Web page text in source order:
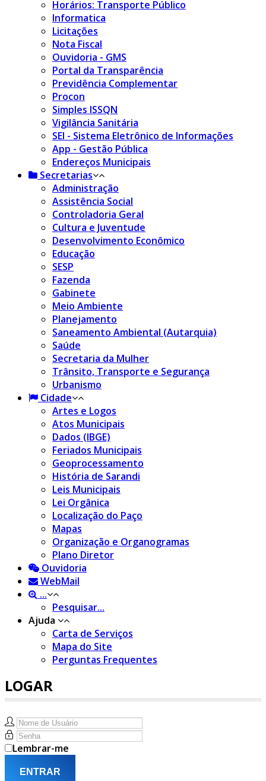
Horários: Transporte Público
Informatica
Licitações
Nota Fiscal
Ouvidoria - GMS
Portal da Transparência
Previdência Complementar
Procon
Simples ISSQN
Vigilância Sanitária
SEI - Sistema Eletrônico de Informações
App - Gestão Pública
Endereços Municipais
Secretarias
Administração
Assistência Social
Controladoria Geral
Cultura e Juventude
Desenvolvimento Econômico
Educação
SESP
Fazenda
Gabinete
Meio Ambiente
Planejamento
Saneamento Ambiental (Autarquia)
Saúde
Secretaria da Mulher
Trânsito, Transporte e Segurança
Urbanismo
Cidade
Artes e Logos
Atos Municipais
Dados (IBGE)
Feriados Municipais
Geoprocessamento
História de Sarandi
Leis Municipais
Lei Orgânica
Localização do Paço
Mapas
Organização e Organogramas
Plano Diretor
Ouvidoria
WebMail
...
Pesquisar...
Ajuda
Carta de Serviços
Mapa do Site
Perguntas Frequentes
LOGAR
Lembrar-me
ENTRAR